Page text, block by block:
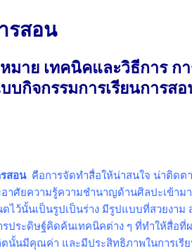
รสอน
าย เทคนิคและวิธีการ กา
บกิจกรรมการเรียนการส
สอนคือการจัดทำสื่อให้น่าสนใจ น่าติดต
ศัยความรู้ความชำนาญด้านศิลปะเข้าม
ไว้นั้นเป็นรูปเป็นร่าง มีรูปแบบที่สวยงาม
ประดิษฐ์คิดค้นเทคนิคต่าง ๆ ที่ทำให้สื่อที่
ตนั้นมีคุณค่า และมีประสิทธิภาพในการเรี